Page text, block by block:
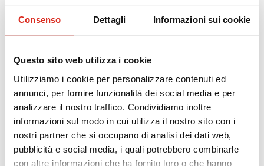
Consenso Dettagli Informazioni sui cookie
Questo sito web utilizza i cookie
Utilizziamo i cookie per personalizzare contenuti ed
annunci, per fornire funzionalità dei social media e per
analizzare il nostro traffico. Condividiamo inoltre
informazioni sul modo in cui utilizza il nostro sito con i
nostri partner che si occupano di analisi dei dati web,
pubblicità e social media, i quali potrebbero combinarle
con altre informazioni che ha fornito loro o che hanno
CHI SIAMO
SERVIZI
TOPICS
HIGHLIGHTS
E-LEARNING
AGEVOLAZIONI
SUCCESS STORY
CONTATTI
metodo mansionario
analizzarne con metodo mansionario
SOSTENIBILITÀ, INNOVAZIONE E COMPLIANCE:
ANALIZZARNE CON METODO MANSIONARIO
Processi e Organizzazione